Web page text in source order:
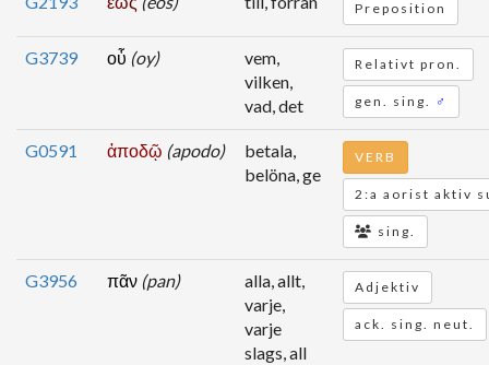
Preposition
G3739 οὗ (oy)
vem,
vilken,
vad, det
Relativt pron.
gen. sing. ♂
G0591 ἀποδῷ (apodo)
betala,
belöna, ge
VERB
2:a aorist aktiv
sing.
G3956 πᾶν (pan)
alla, allt,
varje,
varje
slags, all
Adjektiv
ack. sing. neut.